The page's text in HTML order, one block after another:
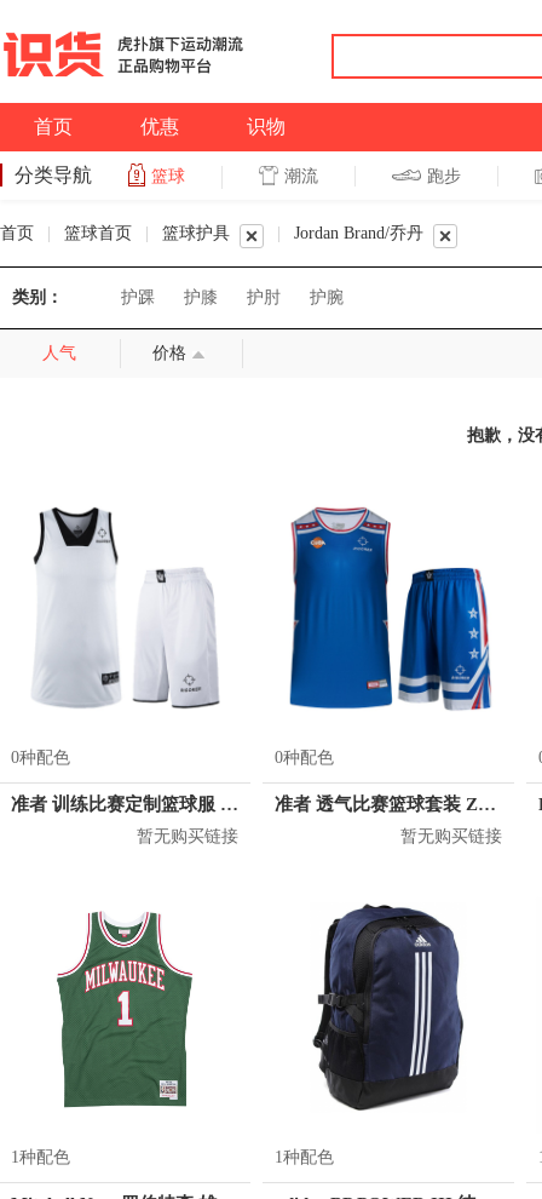
首页 优惠 识物
分类导航 篮球 潮流 跑步
首页 篮球首页 篮球护具 Jordan Brand/乔丹
类别： 护踝 护膝 护肘 护腕
人气 价格
抱歉，没
0种配色
准者 训练比赛定制篮球服 Z17110105
暂无购买链接
0种配色
准者 透气比赛篮球套装 Z118210177
暂无购买链接
1种配色 1种配色